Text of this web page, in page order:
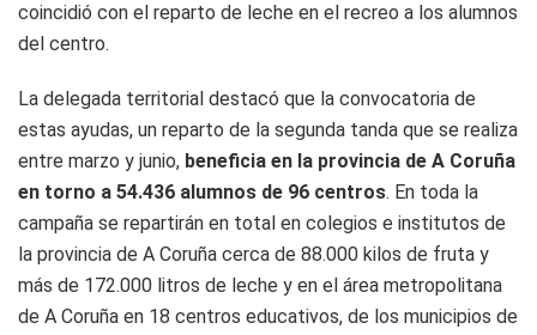
coincidió con el reparto de leche en el recreo a los alumnos
del centro.
La delegada territorial destacó que la convocatoria de
estas ayudas, un reparto de la segunda tanda que se realiza
entre marzo y junio, beneficia en la provincia de A Coruña
en torno a 54.436 alumnos de 96 centros. En toda la
campaña se repartirán en total en colegios e institutos de
la provincia de A Coruña cerca de 88.000 kilos de fruta y
más de 172.000 litros de leche y en el área metropolitana
de A Coruña en 18 centros educativos, de los municipios de